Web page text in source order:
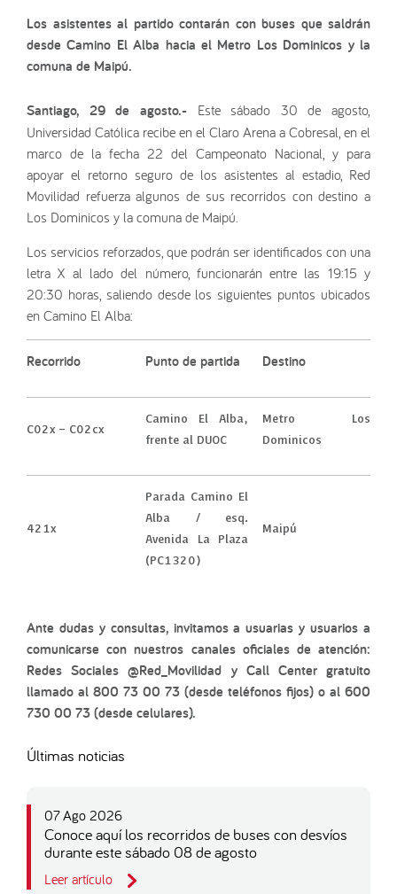
Los asistentes al partido contarán con buses que saldrán
desde Camino El Alba hacia el Metro Los Dominicos y la
comuna de Maipú.
Santiago, 29 de agosto.- Este sábado 30 de agosto,
Universidad Católica recibe en el Claro Arena a Cobresal, en el
marco de la fecha 22 del Campeonato Nacional, y para
apoyar el retorno seguro de los asistentes al estadio, Red
Movilidad refuerza algunos de sus recorridos con destino a
Los Dominicos y la comuna de Maipú.
Los servicios reforzados, que podrán ser identificados con una
letra X al lado del número, funcionarán entre las 19:15 y
20:30 horas, saliendo desde los siguientes puntos ubicados
en Camino El Alba:
Recorrido Punto de partida Destino
C02x – C02cx
Camino El Alba,
frente al DUOC
Metro Los
Dominicos
421x
Parada Camino El
Alba / esq.
Avenida La Plaza
(PC1320)
Maipú
Ante dudas y consultas, invitamos a usuarias y usuarios a
comunicarse con nuestros canales oficiales de atención:
Redes Sociales @Red_Movilidad y Call Center gratuito
llamado al 800 73 00 73 (desde teléfonos fijos) o al 600
730 00 73 (desde celulares).
Últimas noticias
07 Ago 2026
Conoce aquí los recorridos de buses con desvíos
durante este sábado 08 de agosto
Leer artículo